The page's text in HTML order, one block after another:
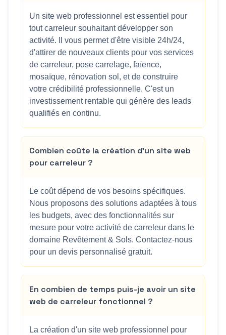
Un site web professionnel est essentiel pour
tout carreleur souhaitant développer son
activité. Il vous permet d'être visible 24h/24,
d'attirer de nouveaux clients pour vos services
de carreleur, pose carrelage, faïence,
mosaïque, rénovation sol, et de construire
votre crédibilité professionnelle. C'est un
investissement rentable qui génère des leads
qualifiés en continu.
Combien coûte la création d'un site web
pour carreleur ?
Le coût dépend de vos besoins spécifiques.
Nous proposons des solutions adaptées à tous
les budgets, avec des fonctionnalités sur
mesure pour votre activité de carreleur dans le
domaine Revêtement & Sols. Contactez-nous
pour un devis personnalisé gratuit.
En combien de temps puis-je avoir un site
web de carreleur fonctionnel ?
La création d'un site web professionnel pour